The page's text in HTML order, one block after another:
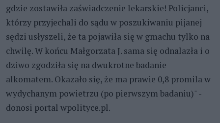
gdzie zostawiła zaświadczenie lekarskie! Policjanci,
którzy przyjechali do sądu w poszukiwaniu pijanej
sędzi usłyszeli, że ta pojawiła się w gmachu tylko na
chwilę. W końcu Małgorzata J. sama się odnalazła i o
dziwo zgodziła się na dwukrotne badanie
alkomatem. Okazało się, że ma prawie 0,8 promila w
wydychanym powietrzu (po pierwszym badaniu)" -
donosi portal wpolityce.pl.